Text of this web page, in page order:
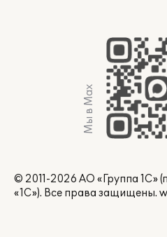
Мы в Max
© 2011-2026 АО «Группа 1С»
«1С»). Все права защищены.